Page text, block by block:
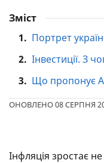
Зміст
1. Портрет
2. Інвестиції. З
3. Що пропонує
ОНОВЛЕНО 08 СЕРПНЯ
Інфляція зростає не